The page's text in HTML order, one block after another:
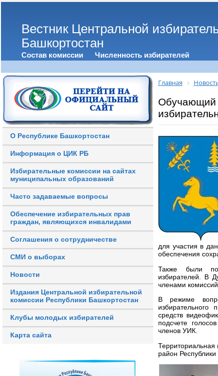
Вестник Центральной
Башкортостан
Состав комиссии Численность избирателей
О Республике Башкортостан
Информация о ЦИК РБ
Избирательные комиссии на сайтах
муниципальных образований
Часто задаваемые вопросы
Обеспечение избирательных прав
граждан, являющихся инвалидами
Соглашения о сотрудничестве
СМИ о выборах
Новости
Издания Центральной избирательной
комиссии Республики Башкортостан
Клубы молодых избирателей
Карта сайта
Главная
Обучающий
для участия в
обеспечения
Также были
избирателей. В
членами
В режиме
средств
подсчете
членов УИК.
Территориальная
район